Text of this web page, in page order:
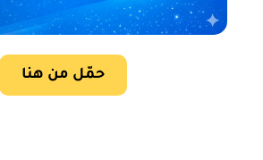
حمّل من هنا